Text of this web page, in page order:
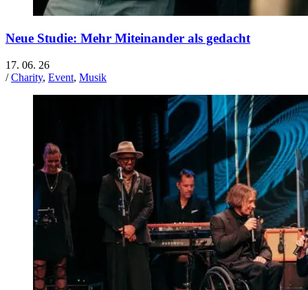
Neue Studie: Mehr Miteinander als gedacht
17. 06. 26
/Charity, Event, Musik